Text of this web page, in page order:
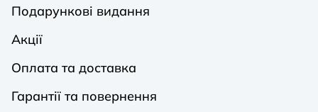
Подарункові видання
Акції
Оплата та доставка
Гарантії та повернення